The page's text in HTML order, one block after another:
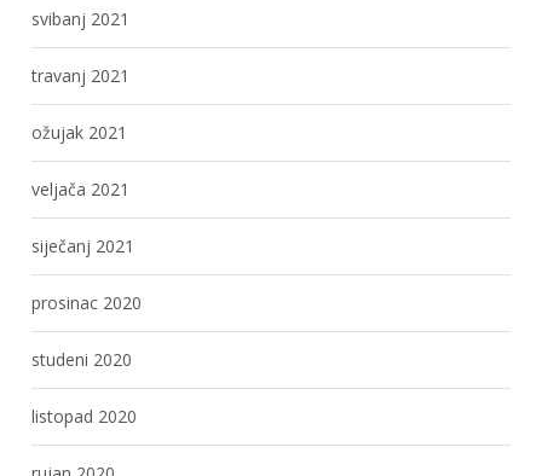
svibanj 2021
travanj 2021
ožujak 2021
veljača 2021
siječanj 2021
prosinac 2020
studeni 2020
listopad 2020